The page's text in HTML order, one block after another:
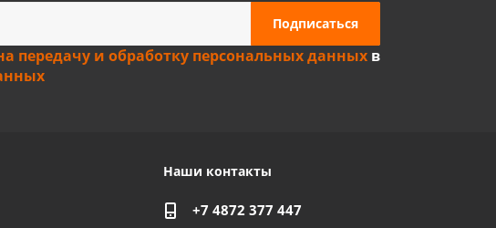
передачу и обработку персональных данныхв
Наши контакты
+7 4872 377 447